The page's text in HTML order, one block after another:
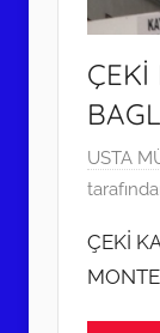
ÇEKİ
3
1
c
a
USTA
ÇEKİ